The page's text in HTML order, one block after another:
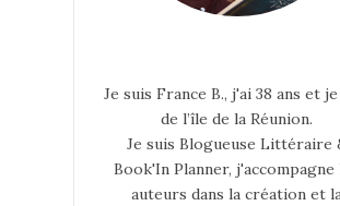
Je suis France B., j'ai 38 ans et
de l’île de la Réunion.
Je suis Blogueuse Littéraire
Book'In Planner, j'accompagne
auteurs dans la création et